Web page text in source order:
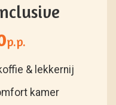
p.p.
& lekkernij
kamer